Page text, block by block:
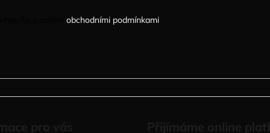
obchodními podmínkami.